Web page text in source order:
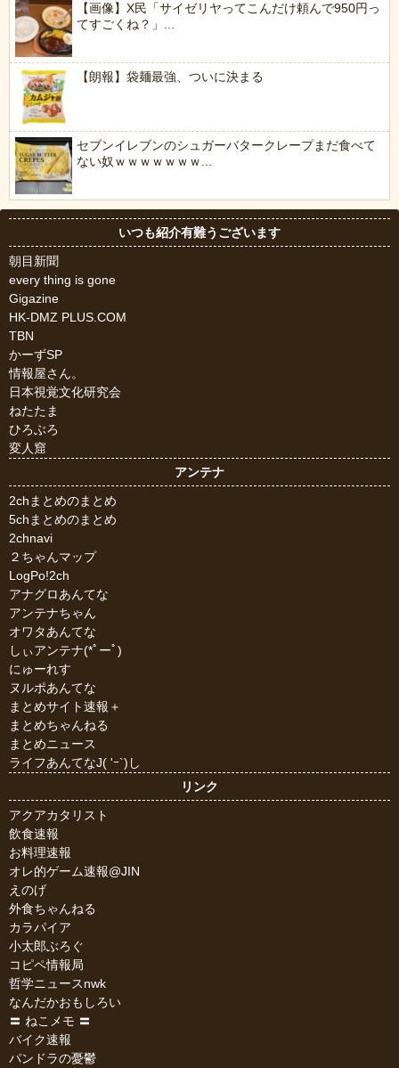
【画像】X民「サイゼリヤってこんだけ頼んで950円っ
てすごくね？」...
【朗報】袋麺最強、ついに決まる
セブンイレブンのシュガーバタークレープまだ食べて
ない奴ｗｗｗｗｗｗｗ...
いつも紹介有難うございます
朝目新聞
every thing is gone
Gigazine
HK-DMZ PLUS.COM
TBN
かーずSP
情報屋さん。
日本視覚文化研究会
ねたたま
ひろぶろ
変人窟
アンテナ
2chまとめのまとめ
5chまとめのまとめ
2chnavi
２ちゃんマップ
LogPo!2ch
アナグロあんてな
アンテナちゃん
オワタあんてな
しぃアンテナ(*ﾟーﾟ)
にゅーれす
ヌルポあんてな
まとめサイト速報＋
まとめちゃんねる
まとめニュース
ライフあんてなJ( 'ｰ`)し
リンク
アクアカタリスト
飲食速報
お料理速報
オレ的ゲーム速報@JIN
えのげ
外食ちゃんねる
カラパイア
小太郎ぶろぐ
コピペ情報局
哲学ニュースnwk
なんだかおもしろい
〓 ねこメモ 〓
バイク速報
パンドラの憂鬱